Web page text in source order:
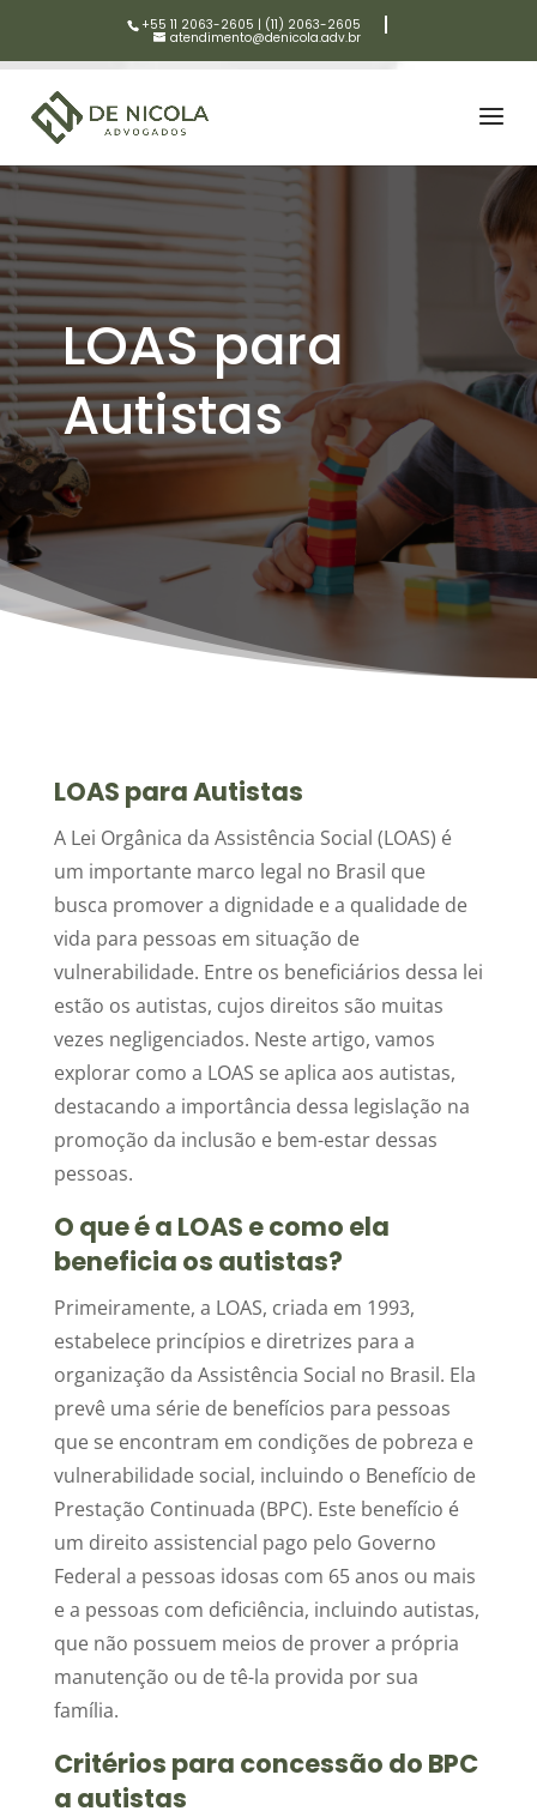
+55 11 2063-2605 | (11) 2063-2605
atendimento@denicola.adv.br
LOAS para
Autistas
LOAS para Autistas
A Lei Orgânica da Assistência Social (LOAS) é
um importante marco legal no Brasil que
busca promover a dignidade e a qualidade de
vida para pessoas em situação de
vulnerabilidade. Entre os beneficiários dessa lei
estão os autistas, cujos direitos são muitas
vezes negligenciados. Neste artigo, vamos
explorar como a LOAS se aplica aos autistas,
destacando a importância dessa legislação na
promoção da inclusão e bem-estar dessas
pessoas.
O que é a LOAS e como ela
beneficia os autistas?
Primeiramente, a LOAS, criada em 1993,
estabelece princípios e diretrizes para a
organização da Assistência Social no Brasil. Ela
prevê uma série de benefícios para pessoas
que se encontram em condições de pobreza e
vulnerabilidade social, incluindo o Benefício de
Prestação Continuada (BPC). Este benefício é
um direito assistencial pago pelo Governo
Federal a pessoas idosas com 65 anos ou mais
e a pessoas com deficiência, incluindo autistas,
que não possuem meios de prover a própria
manutenção ou de tê-la provida por sua
família.
Critérios para concessão do BPC
a autistas